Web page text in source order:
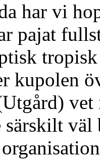
har vi
pajat
kupolen
väl